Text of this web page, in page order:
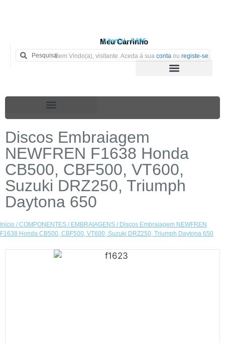
Meu Carrinho
0 iten(s) - 0.00€
Bem Vindo(a), visitante. Aceda à sua conta ou registe-se.
Discos Embraiagem
NEWFREN F1638 Honda
CB500, CBF500, VT600,
Suzuki DRZ250, Triumph
Daytona 650
Início /COMPONENTES / EMBRAIAGENS / Discos Embraiagem NEWFREN
F1638 Honda CB500, CBF500, VT600, Suzuki DRZ250, Triumph Daytona 650